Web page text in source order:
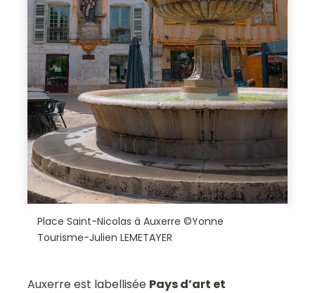
Place Saint-Nicolas à Auxerre ©Yonne
Tourisme-Julien LEMETAYER
Auxerre est labellisée Pays d’art et